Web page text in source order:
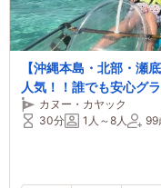
【沖縄本島・北部・瀬
人気！！誰でも安心グ
カヌー・カヤック
30分
1人～8人 99